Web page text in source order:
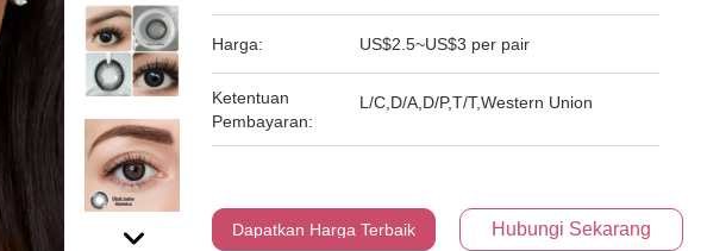
Harga: US$2.5~US$3 per pair
Ketentuan
Pembayaran:
L/C,D/A,D/P,T/T,Western Union
Dapatkan Harga Terbaik Hubungi Sekarang